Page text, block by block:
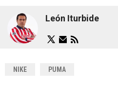
León Iturbide
NIKE PUMA